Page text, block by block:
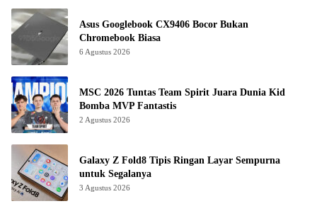
Asus Googlebook CX9406 Bocor Bukan
Chromebook Biasa
6 Agustus 2026
MSC 2026 Tuntas Team Spirit Juara Dunia Kid
Bomba MVP Fantastis
2 Agustus 2026
Galaxy Z Fold8 Tipis Ringan Layar Sempurna
untuk Segalanya
3 Agustus 2026